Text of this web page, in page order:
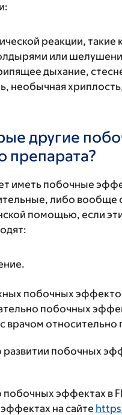
реакции,
или
дыхание,
необычная
другие
препарата?
иметь побочные
либо вообще
помощью, если
побочных
побочных
врачом
побочных
эффектах в
на сайте